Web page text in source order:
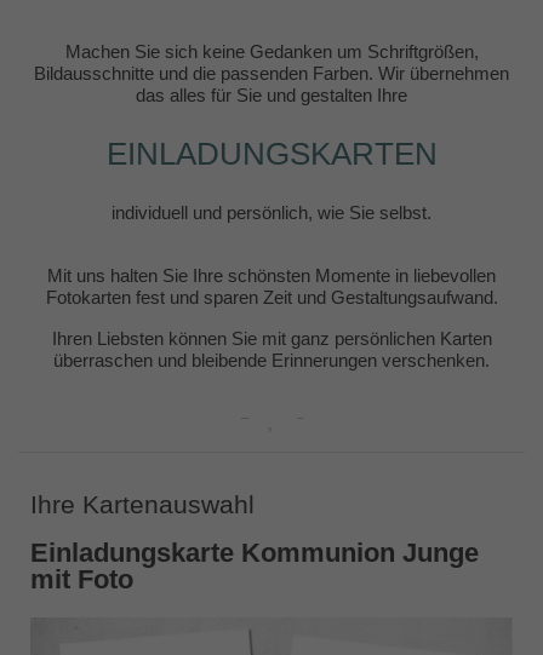
Machen Sie sich keine Gedanken um Schriftgrößen,
Bildausschnitte und die passenden Farben. Wir übernehmen
das alles für Sie und gestalten Ihre
EINLADUNGSKARTEN
individuell und persönlich, wie Sie selbst.
Mit uns halten Sie Ihre schönsten Momente in liebevollen
Fotokarten fest und sparen Zeit und Gestaltungsaufwand.
Ihren Liebsten können Sie mit ganz persönlichen Karten
überraschen und bleibende Erinnerungen verschenken.
Ihre Kartenauswahl
Einladungskarte Kommunion Junge
mit Foto